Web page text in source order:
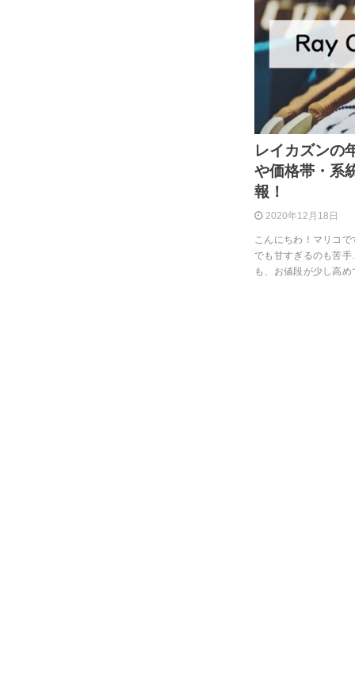
レイカズンの
や価格帯・系
報！
2020年12月18日
こんにちわ！マリコ
でも甘すぎるのも苦
も、お値段が少し高